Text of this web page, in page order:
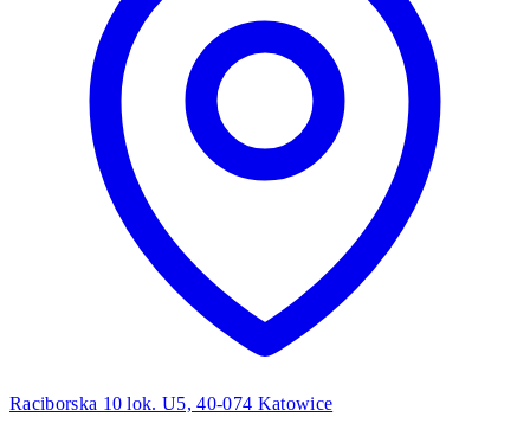
Raciborska 10 lok. U5, 40-074 Katowice